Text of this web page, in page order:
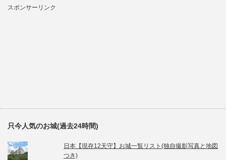
スポンサーリンク
只今人気のお城(過去24時間)
日本【現存12天守】お城一覧リスト(独自撮影写真と地図
つき)